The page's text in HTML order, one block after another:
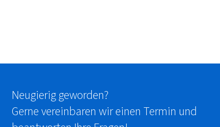
Neugierig geworden?
Gerne vereinbaren wir einen Termin und